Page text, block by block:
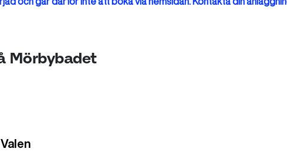
Mörbybadet